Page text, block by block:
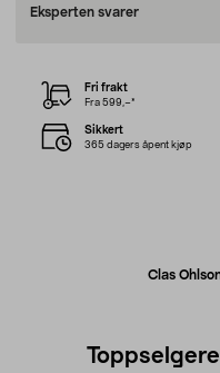
Eksperten svarer
Clas
Fri frakt
Fra 599,–*
Sikkert
365 dagers åpent kjøp